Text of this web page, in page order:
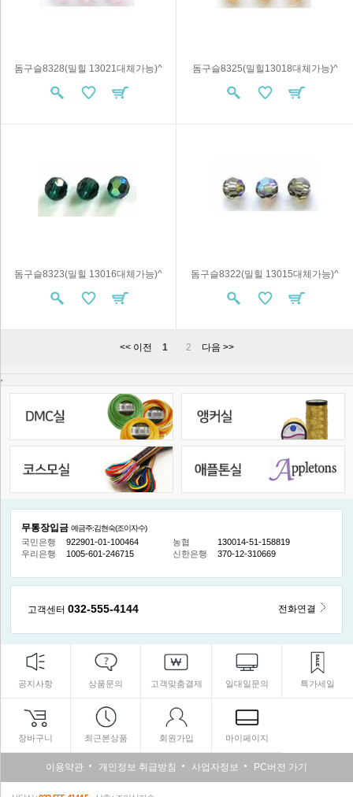
돔구슬8328(밀힐 13021대체가능)^ 돔구슬8325(밀힐13018대체가능)^
돔구슬8323(밀힐 13016대체가능)^ 돔구슬8322(밀힐 13015대체가능)^
<< 이전 1 2 다음 >>
무통장입금 예금주:김현숙(조이자수)
국민은행 922901-01-100464 농협
130014-51-158819
우리은행
1005-601-246715 신한은행 370-12-310669
고객센터032-555-4144 전화연결
공지사항 상품문의 고객맞춤결제 일대일문의 특가세일
장바구니 최근본상품 회원가입 마이페이지
이용약관 개인정보 취급방침 사업자정보 PC버전 가기